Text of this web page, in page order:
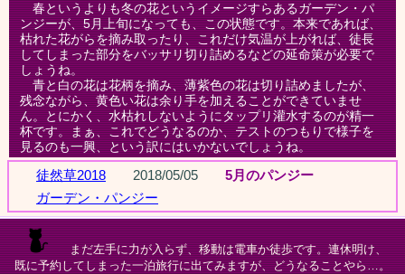
春というよりも冬の花というイメージすらあるガーデン・パ
ンジーが、5月上旬になっても、この状態です。本来であれば、
枯れた花がらを摘み取ったり、これだけ気温が上がれば、徒長
してしまった部分をバッサリ切り詰めるなどの延命策が必要で
しょうね。
青と白の花は花柄を摘み、薄紫色の花は切り詰めましたが、
残念ながら、黄色い花は余り手を加えることができていませ
ん。とにかく、水枯れしないようにタップリ灌水するのが精一
杯です。まぁ、これでどうなるのか、テストのつもりで様子を
見るのも一興、という訳にはいかないでしょうね。
徒然草2018 2018/05/05
5月のパンジー
ガーデン・パンジー
まだ左手に力が入らず、移動は電車か徒歩です。連休明け、
既に予約してしまった一泊旅行に出てみますが、どうなることやら…。